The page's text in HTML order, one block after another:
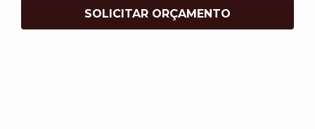
SOLICITAR ORÇAMENTO